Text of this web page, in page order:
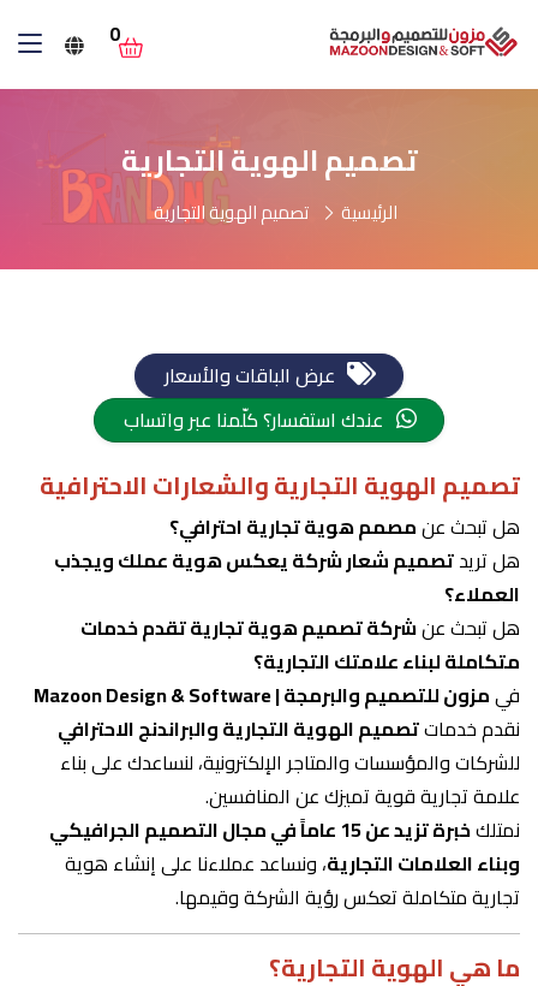
0
تصميم الهوية التجارية
الرئيسية تصميم الهوية التجارية
عرض الباقات والأسعار
عندك استفسار؟ كلّمنا عبر واتساب
تصميم الهوية التجارية والشعارات الاحترافية
هل تبحث عنمصمم هوية تجارية احترافي؟
هل تريدتصميم شعار شركة يعكس هوية عملك ويجذب
العملاء؟
هل تبحث عنشركة تصميم هوية تجارية تقدم خدمات
متكاملة لبناء علامتك التجارية؟
فيمزون للتصميم والبرمجة | Mazoon Design & Software
نقدم خدماتتصميم الهوية التجارية والبراندنج الاحترافي
للشركات والمؤسسات والمتاجر الإلكترونية، لنساعدك على بناء
علامة تجارية قوية تميزك عن المنافسين.
نمتلك
خبرة تزيد عن 15 عاماً في مجال التصميم الجرافيكي
وبناء العلامات التجارية، ونساعد عملاءنا على إنشاء هوية
تجارية متكاملة تعكس رؤية الشركة وقيمها.
ما هي الهوية التجارية؟